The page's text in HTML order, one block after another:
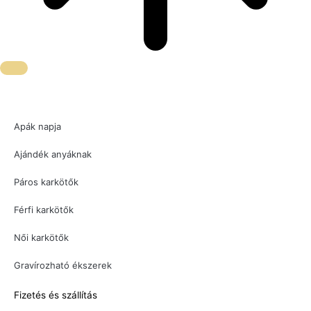
Apák napja
Ajándék anyáknak
Páros karkötők
Férfi karkötők
Női karkötők
Gravírozható ékszerek
Fizetés és szállítás